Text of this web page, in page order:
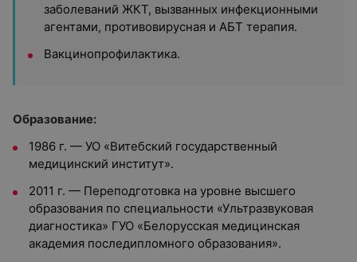
заболеваний ЖКТ, вызванных инфекционными
агентами, противовирусная и АБТ терапия.
Вакцинопрофилактика.
Образование:
1986 г. — УО «Витебский государственный
медицинский институт».
2011 г. — Переподготовка на уровне высшего
образования по специальности «Ультразвуковая
диагностика» ГУО «Белорусская медицинская
академия последипломного образования».